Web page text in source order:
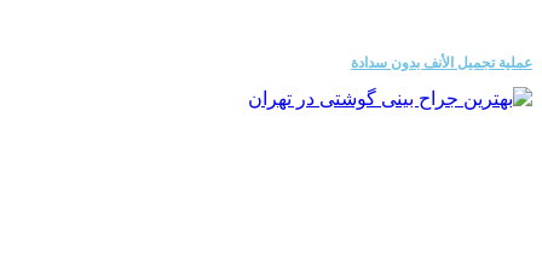
تجميل الأنف بدون سدادة